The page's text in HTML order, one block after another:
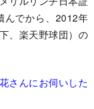
んでから、2012年
、楽天野球団）の
さんにお伺いした